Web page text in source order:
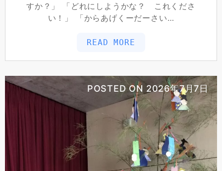
すか？」 「どれにしようかな？ これくださ
い！」 「からあげくーだーさい…
READ MORE
POSTED ON 2026年7月7日